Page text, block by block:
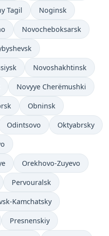
Tagil Noginsk
Novocheboksarsk
Novoshakhtinsk
Novyye Cherëmushki
Obninsk
Odintsovo Oktyabrsky
Orekhovo-Zuyevo
Pervouralsk
Kamchatsky
Presnenskiy